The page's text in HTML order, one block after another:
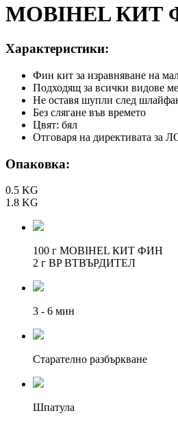
MOBIHEL КИТ
Характеристики:
Фин кит за изравняване на
Подходящ за всички видове
Не оставя шупли след
Без слягане във времето
Цвят: бял
Отговаря на директивата за
Опаковка:
0.5 KG
1.8 KG
100 г MOBIHEL КИТ ФИН
2 г BP ВТВЪРДИТЕЛ
3 - 6 мин
Старателно разбъркване
Шпатула